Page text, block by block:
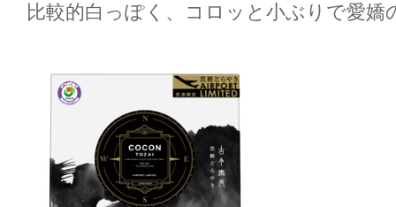
比較的白っぽく、コロッと小ぶりで愛嬌